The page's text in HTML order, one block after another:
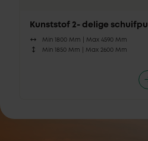
Kunststof 2- delige schuifpui
Min 1800 Mm | Max 4590 Mm
Min 1850 Mm | Max 2600 Mm